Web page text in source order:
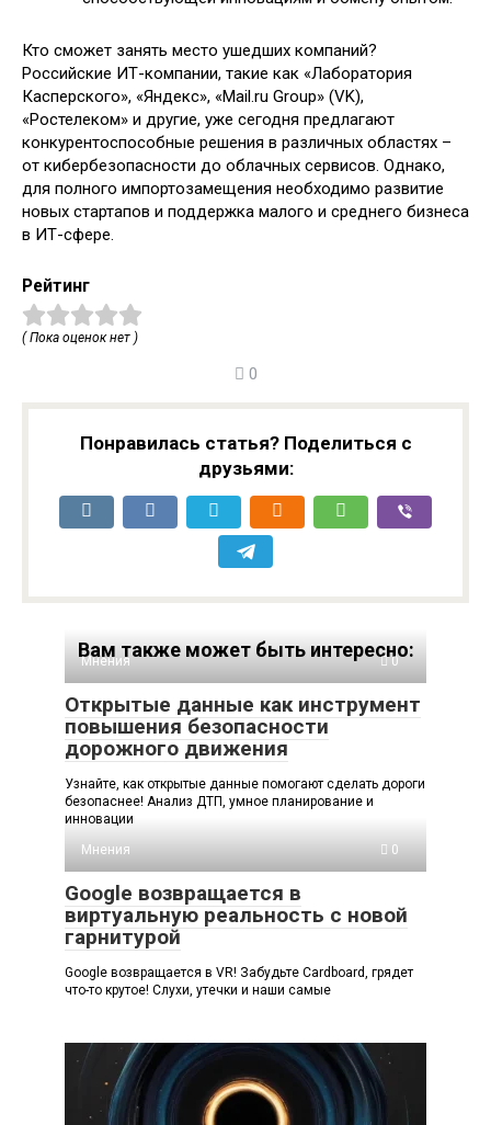
Кто сможет занять место ушедших компаний?
Российские ИТ-компании, такие как «Лаборатория
Касперского», «Яндекс», «Mail.ru Group» (VK),
«Ростелеком» и другие, уже сегодня предлагают
конкурентоспособные решения в различных областях –
от кибербезопасности до облачных сервисов. Однако,
для полного импортозамещения необходимо развитие
новых стартапов и поддержка малого и среднего бизнеса
в ИТ-сфере.
Рейтинг
( Пока оценок нет )
0
Понравилась статья? Поделиться с
друзьями:
Вам также может быть интересно:
Мнения 0
Открытые данные как инструмент
повышения безопасности
дорожного движения
Узнайте, как открытые данные помогают сделать дороги
безопаснее! Анализ ДТП, умное планирование и
инновации
Мнения
0
Google возвращается в
виртуальную реальность с новой
гарнитурой
Google возвращается в VR! Забудьте Cardboard, грядет
что-то крутое! Слухи, утечки и наши самые